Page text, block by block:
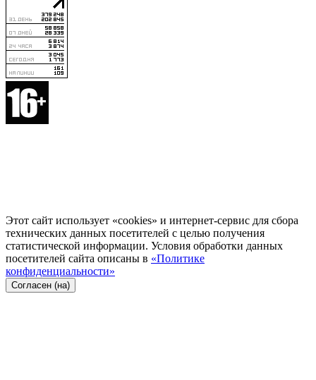
Этот сайт использует «cookies» и интернет-сервис для сбора
технических данных посетителей с целью получения
статистической информации. Условия обработки данных
посетителей сайта описаны в «Политике
конфиденциальности»
Согласен (на)